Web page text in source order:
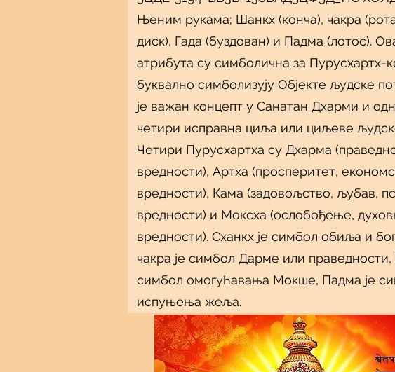
Њеним рукама; Шанкх (конча), чакра
диск), Гада (буздован) и Падма (лотос).
атрибута су симболична за Пурусхартх-
буквално симболизују Објекте људске
је важан концепт у Санатан Дхарми и
четири исправна циља или циљеве
Четири Пурусхартха су Дхарма
вредности), Артха (просперитет,
вредности), Кама (задовољство, љубав,
вредности) и Моксха (ослобођење,
вредности). Сханкх је симбол обиља и
чакра је симбол Дарме или праведности,
симбол омогућавања Мокше, Падма је
испуњења жеља.